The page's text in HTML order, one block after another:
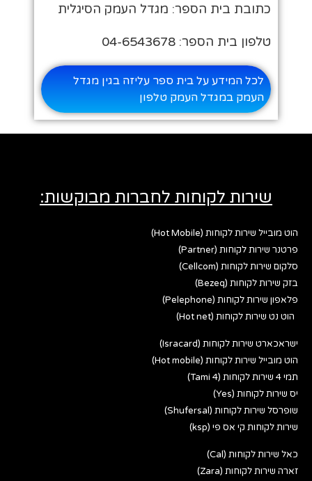
כתובת בית הספר: מגדל העמק הסיגלית
טלפון בית הספר: 04-6543678
לכל המידע על בית ספר עליזה בגין מגדל
העמק במגדל העמק טלפון
שירות לקוחות לחברות מבוקשות:
הוט מובייל שירות לקוחות (Hot Mobile)
פרטנר שירות לקוחות (Partner)
סלקום שירות לקוחות (Cellcom)
בזק שירות לקוחות (Bezeq)
פלאפון שירות לקוחות (Pelephone)
הוט נט שירות לקוחות (Hot net)
ישראכארט שירות לקוחות (Isracard)
הוט מובייל שירות לקוחות (Hot mobile)
תמי 4 שירות לקוחות (Tami 4)
יס שירות לקוחות (Yes)
שופרסל שירות לקוחות (Shufersal)
שירות לקוחות קי אס פי (ksp)
כאל שירות לקוחות (Cal)
זארה שירות לקוחות (Zara)